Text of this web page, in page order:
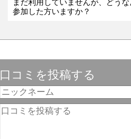
まだ利用していませんが、どうな
参加した方いますか？
口コミを投稿する